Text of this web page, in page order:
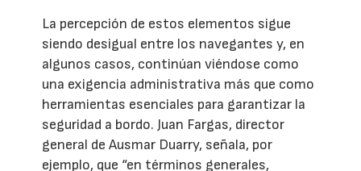
La percepción de estos elementos sigue
siendo desigual entre los navegantes y, en
algunos casos, continúan viéndose como
una exigencia administrativa más que como
herramientas esenciales para garantizar la
seguridad a bordo. Juan Fargas, director
general de Ausmar Duarry, señala, por
ejemplo, que “en términos generales,